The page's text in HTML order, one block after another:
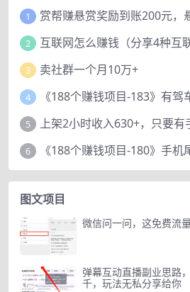
1
2 互联网怎么赚钱（分享4种互
3 卖社群一个月10万+
4
5
6
图文项目
微信问一问，这免费流
弹幕互动直播副业思路
千，玩法无私分享给你